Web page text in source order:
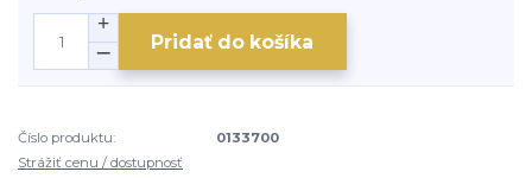
Pridať do košíka
Číslo produktu:
0133700
Strážiť cenu / dostupnosť